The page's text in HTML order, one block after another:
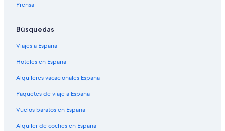
Prensa
Búsquedas
Viajes a España
Hoteles en España
Alquileres vacacionales España
Paquetes de viaje a España
Vuelos baratos en España
Alquiler de coches en España